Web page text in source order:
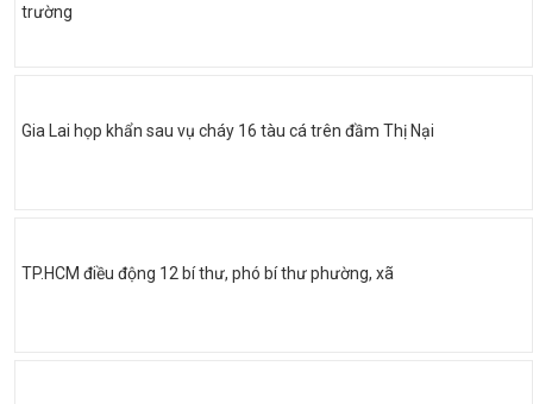
trường
Gia Lai họp khẩn sau vụ cháy 16 tàu cá trên đầm Thị Nại
TP.HCM điều động 12 bí thư, phó bí thư phường, xã